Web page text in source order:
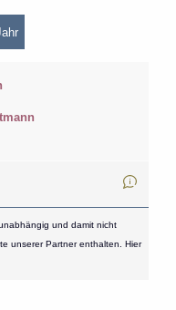
und damit nicht
unserer Partner enthalten. Hier